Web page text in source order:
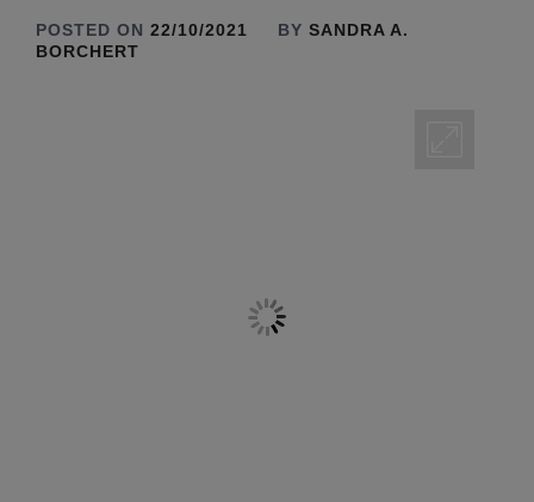
POSTED ON 22/10/2021 BY SANDRA A.
BORCHERT